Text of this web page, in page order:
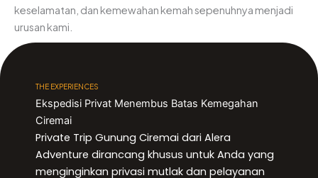
keselamatan, dan kemewahan kemah sepenuhnya menjadi
urusan kami.
THE EXPERIENCES
Ekspedisi Privat Menembus Batas Kemegahan
Ciremai
Private Trip Gunung Ciremai dari Alera
Adventure dirancang khusus untuk Anda yang
menginginkan privasi mutlak dan pelayanan